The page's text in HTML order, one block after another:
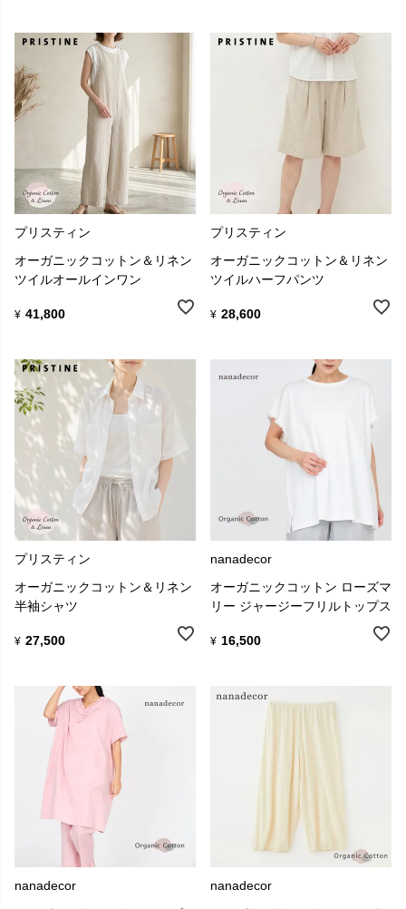
プリスティン
オーガニックコットン＆リネン
ツイルオールインワン
¥ 41,800
プリスティン
オーガニックコットン＆リネン
ツイルハーフパンツ
¥ 28,600
プリスティン
オーガニックコットン＆リネン
半袖シャツ
¥ 27,500
nanadecor
オーガニックコットン ローズマ
リー ジャージーフリルトップス
¥ 16,500
nanadecor
nanadecor